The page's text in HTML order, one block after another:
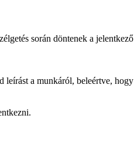
során döntenek a jelentkező
leírást a munkáról, beleértve, hogy